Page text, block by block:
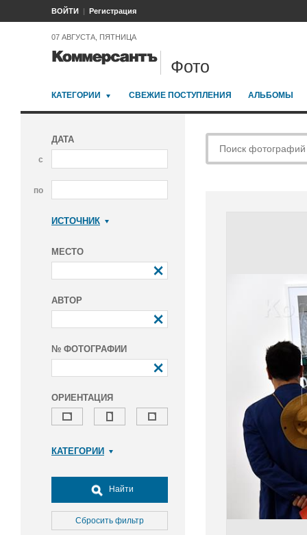
ВОЙТИ Регистрация
07 АВГУСТА, ПЯТНИЦА
Фото
КАТЕГОРИИ СВЕЖИЕ ПОСТУПЛЕНИЯ АЛЬБОМЫ
ДАТА
с
по
ИСТОЧНИК
МЕСТО
АВТОР
№ ФОТОГРАФИИ
ОРИЕНТАЦИЯ
КАТЕГОРИИ
Досуг, туризм и отдых
Культура
Медицина
Найти
Сбросить фильтр